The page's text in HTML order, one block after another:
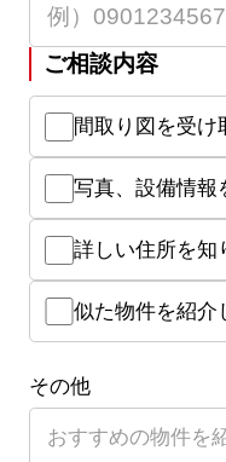
ご相談内容
間取り図を受け
写真、設備情報
詳しい住所を知
似た物件を紹介
その他